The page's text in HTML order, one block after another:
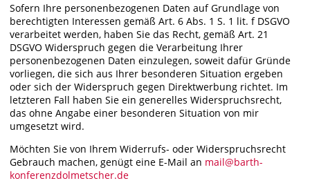
Sofern Ihre personenbezogenen Daten auf Grundlage von
berechtigten Interessen gemäß Art. 6 Abs. 1 S. 1 lit. f DSGVO
verarbeitet werden, haben Sie das Recht, gemäß Art. 21
DSGVO Widerspruch gegen die Verarbeitung Ihrer
personenbezogenen Daten einzulegen, soweit dafür Gründe
vorliegen, die sich aus Ihrer besonderen Situation ergeben
oder sich der Widerspruch gegen Direktwerbung richtet. Im
letzteren Fall haben Sie ein generelles Widerspruchsrecht,
das ohne Angabe einer besonderen Situation von mir
umgesetzt wird.
Möchten Sie von Ihrem Widerrufs- oder Widerspruchsrecht
Gebrauch machen, genügt eine E-Mail an mail@barth-
konferenzdolmetscher.de